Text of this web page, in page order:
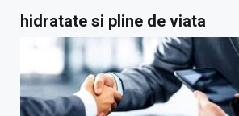
hidratate si pline de viata